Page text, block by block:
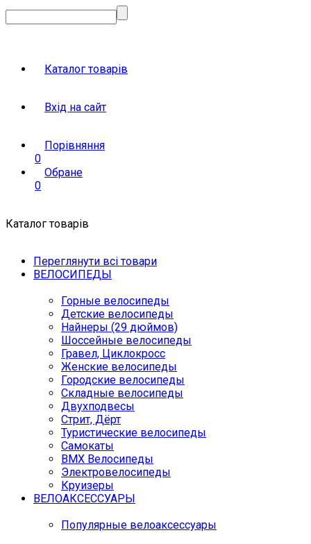
Каталог товарів
Вхід на сайт
Порівняння
0
Обране
0
Каталог товарів
Переглянути всі товари
ВЕЛОСИПЕДЫ
Горные велосипеды
Детские велосипеды
Найнеры (29 дюймов)
Шоссейные велосипеды
Гравел, Циклокросс
Женские велосипеды
Городcкие велосипеды
Складные велосипеды
Двухподвесы
Стрит, Дёрт
Туристические велосипеды
Самокаты
BMX Велосипеды
Электровелосипеды
Круизеры
ВЕЛОАКСЕССУАРЫ
Популярные велоаксессуары